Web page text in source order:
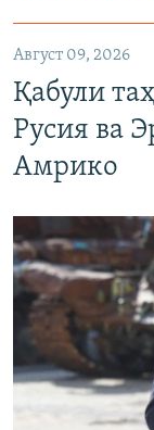
Август 09, 2026
Қабули
Русия ва
Амрико